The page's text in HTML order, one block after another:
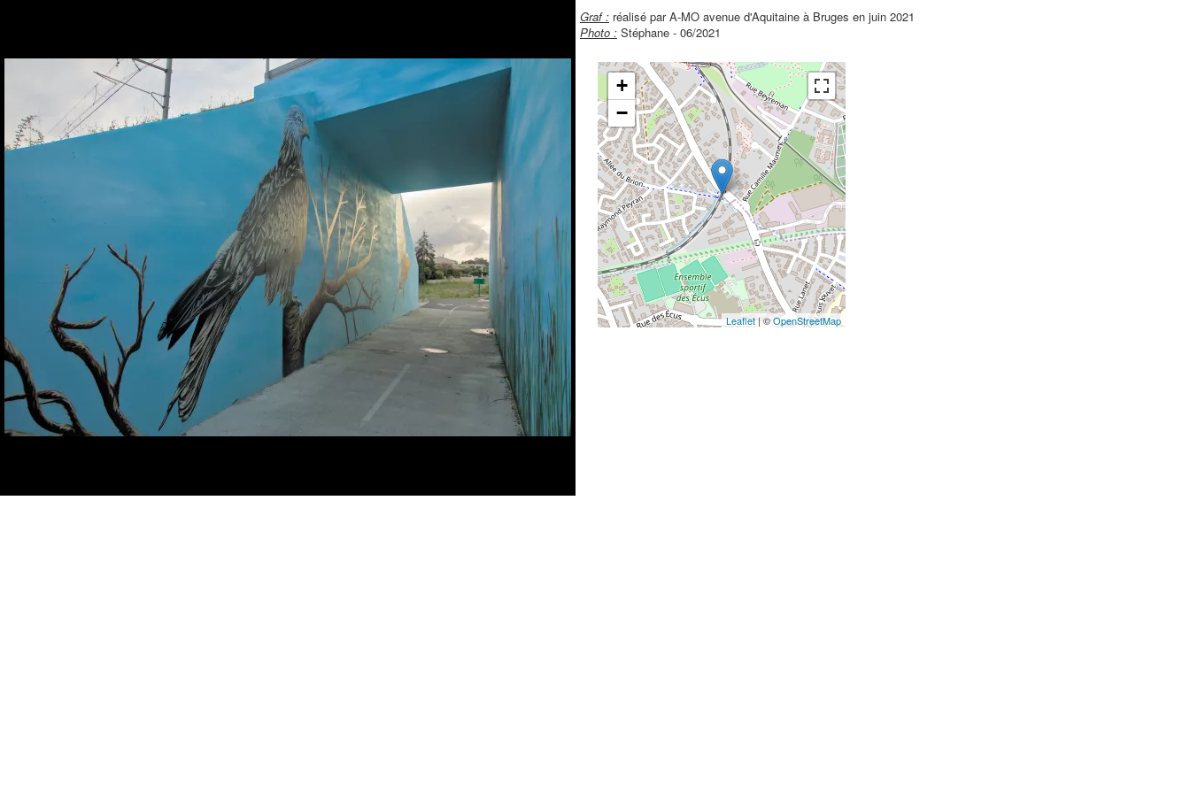
Graf : réalisé par A-MO avenue d'Aquitaine à Bruges en juin 2021
Photo : Stéphane - 06/2021